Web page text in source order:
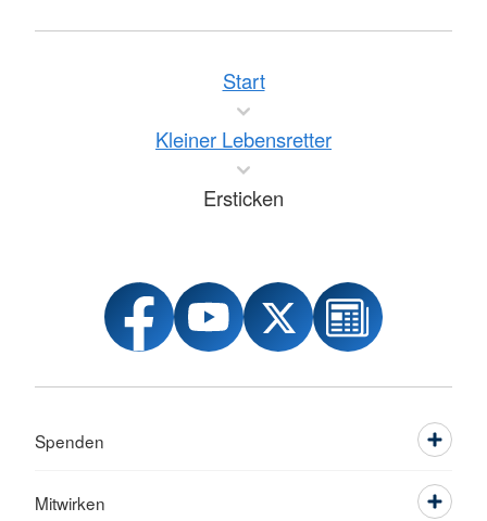
Start
Kleiner Lebensretter
Ersticken
Spenden
Mitwirken